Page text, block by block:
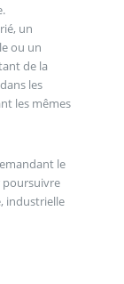
un
ou un
de la
les
les mêmes
le
poursuivre
industrielle